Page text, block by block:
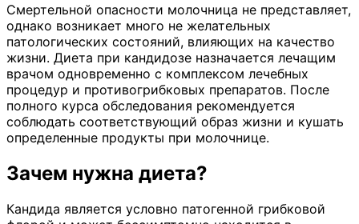
Смертельной опасности молочница не представляет,
однако возникает много не желательных
патологических состояний, влияющих на качество
жизни. Диета при кандидозе назначается лечащим
врачом одновременно с комплексом лечебных
процедур и противогрибковых препаратов. После
полного курса обследования рекомендуется
соблюдать соответствующий образ жизни и кушать
определенные продукты при молочнице.
Зачем нужна диета?
Кандида является условно патогенной грибковой